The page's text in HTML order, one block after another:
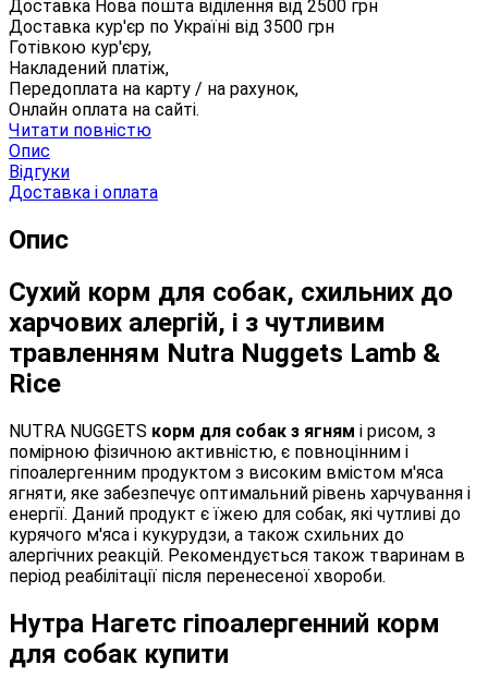
Доставка Нова пошта віділення від 2500 грн
Доставка кур'єр по Україні від 3500 грн
Готівкою кур'єру,
Накладений платіж,
Передоплата на карту / на рахунок,
Онлайн оплата на сайті.
Читати повністю
Опис
Відгуки
Доставка і оплата
Опис
Сухий корм для собак, схильних до
харчових алергій, і з чутливим
травленням Nutra Nuggets Lamb &
Rice
NUTRA NUGGETS корм для собак з ягням і рисом, з
помірною фізичною активністю, є повноцінним і
гіпоалергенним продуктом з високим вмістом м'яса
ягняти, яке забезпечує оптимальний рівень харчування і
енергії. Даний продукт є їжею для собак, які чутливі до
курячого м'яса і кукурудзи, а також схильних до
алергічних реакцій. Рекомендується також тваринам в
період реабілітації після перенесеної хвороби.
Нутра Нагетс гіпоалергенний корм
для собак купити